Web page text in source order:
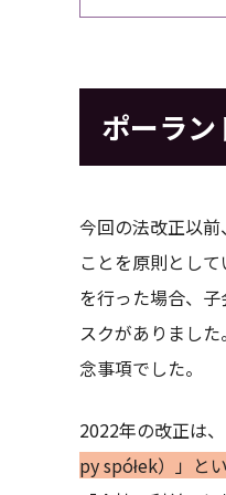
ポーラン
今回の法改正以
ことを原則とし
を行った場合、
スクがありまし
念事項でした。
2022年の改正は
py spółek）」と